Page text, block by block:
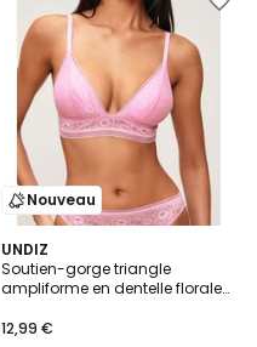
Nouveau
UNDIZ
Soutien-gorge triangle
ampliforme en dentelle florale
12,99 €
2
Couleurs